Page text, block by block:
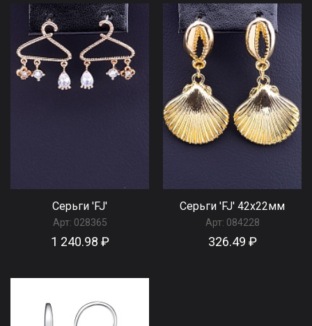
Серьги 'FJ'
Арт: 028365
1 240.98 ₽
Серьги 'FJ' 42х22мм
Арт: 084228
326.49 ₽